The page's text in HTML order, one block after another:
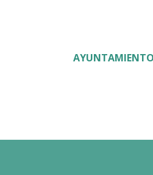
AYUNTAMIENTO